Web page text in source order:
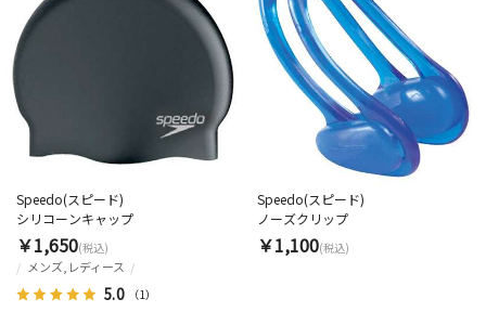
メンズ,レディース
5.0 （1）
Speedo(スピード)
シリコーンキャップ
￥1,650(税込)
Speedo(スピード)
ノーズクリップ
￥1,100(税込)